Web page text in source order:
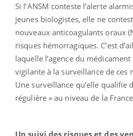
Si l’ANSM conteste l’alerte
jeunes biologistes, elle ne
nouveaux anticoagulants oraux
risques hémorragiques. C’est
laquelle l’agence du
vigilante à la surveillance de ces
Une surveillance qu’elle qualifie
régulière » au niveau de la
Un suivi des risques et des